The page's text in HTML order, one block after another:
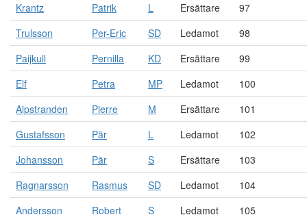
Krantz
Patrik L Ersättare
97
Trulsson
Per-Eric SD Ledamot
98
Paijkull
Pernilla KD Ersättare
99
Elf
Petra MP Ledamot
100
Alpstranden
Pierre M Ersättare
101
Gustafsson
Pär L Ledamot
102
Johansson
Pär S Ersättare
103
Ragnarsson
Rasmus SD Ledamot
104
Andersson
Robert S Ledamot 105